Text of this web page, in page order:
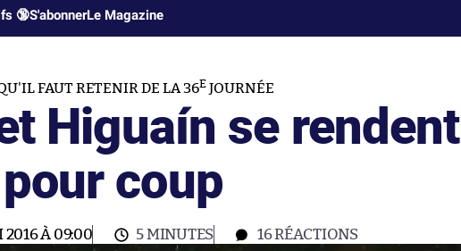
🔞S'abonnerLe Magazine
FAUT RETENIR DE LA 36E JOURNÉE
Higuaín se rendent
coup
2016 À 09:00 5 MINUTES 16RÉACTIONS